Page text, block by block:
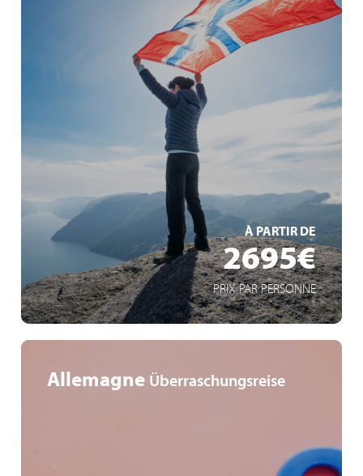
À PARTIR DE
2695€
PRIX PAR PERSONNE
Einzigartige Natur der norwegischen Fjorde
Das Nordkap: nördlichste Spitze Europas
Nordische Kultur & authentische Gastfreundschaft
EN SAVOIR +
Allemagne Überraschungsreise